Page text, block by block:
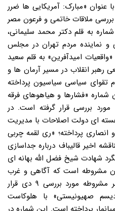
و یکم نشریه ۹ دی با عنوان «مبارک: آمریکایی ها ضرر
ملاقات خاتمی و فرعون مصر
به قلم دکتر محمد سلیمانی،
و نماینده مردم تهران در مجلس
امیدآفرین» به قلم سعید
رهبر انقلاب در مسیر آرمان ها و
تقوای سیاسی سیاسیون پرداخته
«فشارها و هیاهوهای فرقه
بهائیت علیه ۹ دی» مورد بررسی قرار گرفته است. در
ای دولت اصلاحات با مدیریت
انصاری پرداخته؛ «ری لقمه چربی
اخیر قالیباف درباره جداسازی
است. ۹ مرداد سالگرد شهادت شیخ فضل الله بهانه ای
مشروطه است که آگاهی و غرب
شناسی و اصلاح گری وی در عصر مشروطه مورد بررسی ۹ دی قرار
صهیونیستی» با هلوکاست